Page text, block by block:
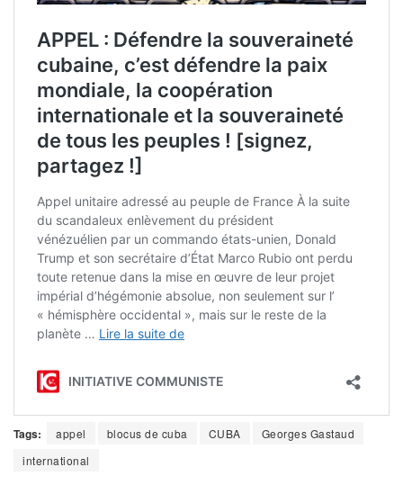
Tags: appel blocus de cuba CUBA
Georges Gastaud
international